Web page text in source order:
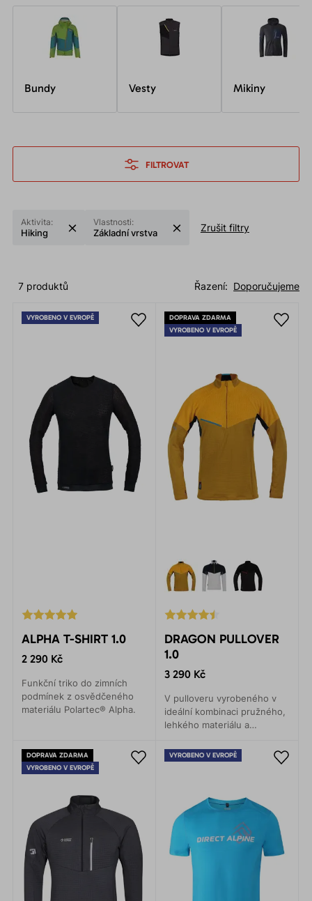
Bundy Vesty Mikiny
FILTROVAT
Aktivita:
Hiking
Vlastnosti:
Základní vrstva Zrušit filtry
Doporučujeme
Řazení:
7 produktů
VYROBENO V EVROPĚ
ALPHA T-SHIRT 1.0
2 290 Kč
Funkční triko do zimních
podmínek z osvědčeného
materiálu Polartec® Alpha.
DOPRAVA ZDARMA
VYROBENO V EVROPĚ
DRAGON PULLOVER
1.0
3 290 Kč
V pulloveru vyrobeného v
ideální kombinaci pružného,
lehkého materiálu a
vám bude příjemně teplo
bez pocitu pocení.
DOPRAVA ZDARMA
VYROBENO V EVROPĚ
VYROBENO V EVROPĚ